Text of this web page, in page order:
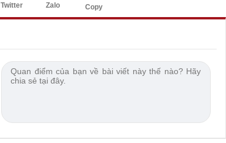
Twitter Zalo Copy